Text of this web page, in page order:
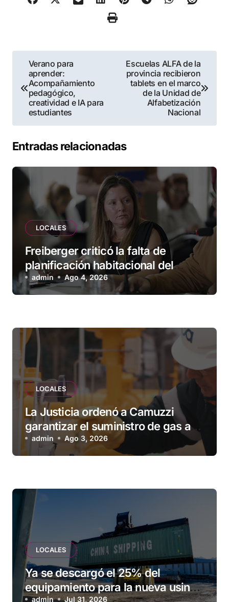
Navegación
de
entradas
Verano para
aprender:
Acompañamiento
pedagógico,
creatividad e IA para
estudiantes
Escuelas ALFA de la
provincia recibieron
tablets en el marco
de la Unidad de
Alfabetización
Nacional
Entradas relacionadas
LOCALES
Freiberger criticó la falta de
planificación habitacional del
Municipio: “Vuoto deja afuera a
vecinos que llevan más de 20 años
admin Ago 4, 2026
LOCALES
La Justicia ordenó a Camuzzi
garantizar el suministro de gas a
una familia de Tolhuin
admin Ago 3, 2026
LOCALES
Ya se descargó el 25% del
equipamiento para la nueva usina
admin Jul 31, 2026